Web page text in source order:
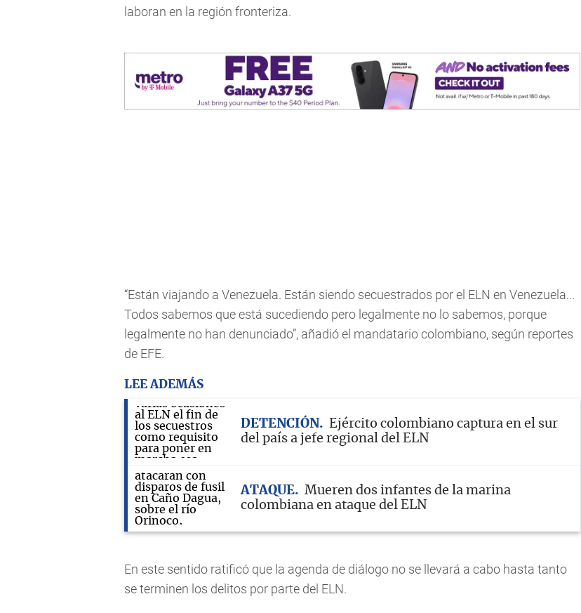
laboran en la región fronteriza.
“Están viajando a Venezuela. Están siendo secuestrados por el ELN en Venezuela...
Todos sabemos que está sucediendo pero legalmente no lo sabemos, porque
legalmente no han denunciado”, añadió el mandatario colombiano, según reportes
de EFE.
LEE ADEMÁS
DETENCIÓN
Ejército colombiano captura en el sur
del país a jefe regional del ELN
ATAQUE
Mueren dos infantes de la marina
colombiana en ataque del ELN
En este sentido ratificó que la agenda de diálogo no se llevará a cabo hasta tanto
se terminen los delitos por parte del ELN.